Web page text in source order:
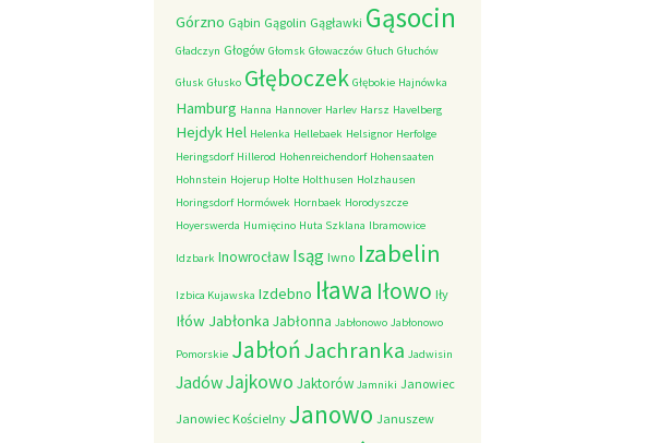
Górzno Gąbin Gągolin Gągławki Gąsocin
Gładczyn Głogów Głomsk Głowaczów Głuch Głuchów
Głusk Głusko Głęboczek Głębokie Hajnówka
Hamburg Hanna Hannover Harlev Harsz Havelberg
HejdykHel Helenka Hellebaek Helsignor Herfolge
Heringsdorf Hillerod Hohenreichendorf Hohensaaten
Hohnstein Hojerup Holte Holthusen Holzhausen
Horingsdorf Hormówek Hornbaek Horodyszcze
Hoyerswerda Humięcino Huta Szklana Ibramowice
Idzbark Inowrocław Isąg Iwno Izabelin
Izbica Kujawska Izdebno Iława Iłowo Iły
Iłów Jabłonka Jabłonna Jabłonowo Jabłonowo
Pomorskie JabłońJachranka Jadwisin
JadówJajkowo Jaktorów Jamniki Janowiec
Janowiec Kościelny Janowo Januszew